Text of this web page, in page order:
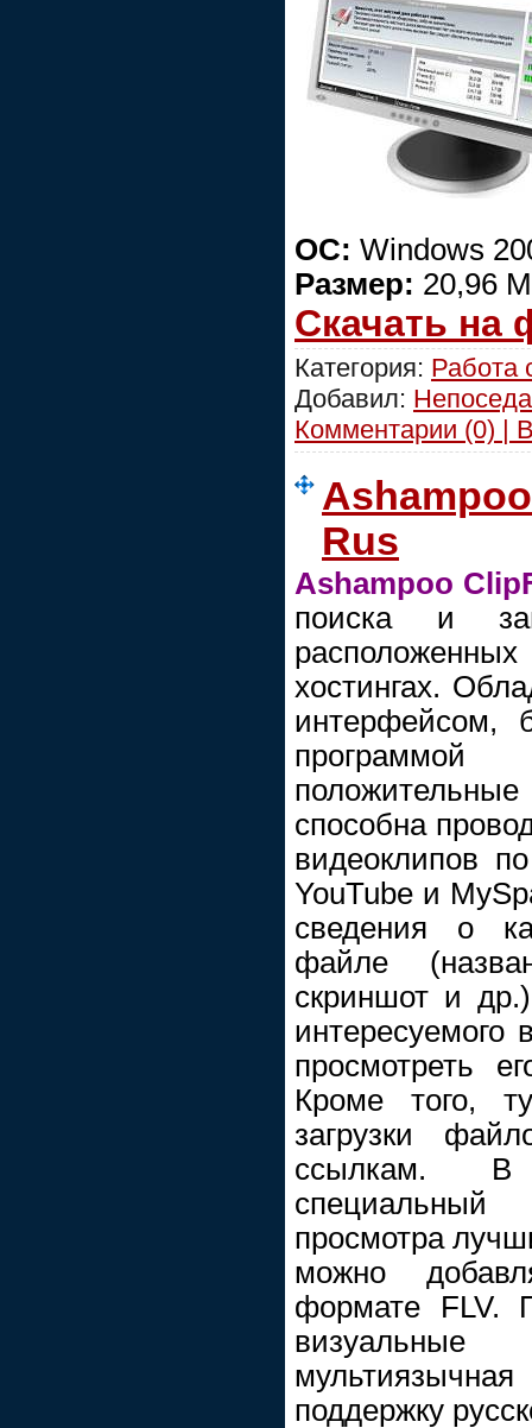
ОС: Windows
Размер: 20,96
Скачать на
Категория: Работа
Добавил: Непоседа
Комментарии (0) |
Rus
Ashampoo
поиска и
хостингах.
интерфейсом,
способна
видеоклипов
YouTube и
сведения о
файле
скриншот и
интересуемого
просмотреть
Кроме того,
загрузки
ссылкам. В
просмотра
можно
формате FLV.
поддержку